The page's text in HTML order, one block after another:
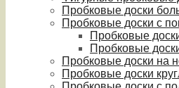
Пробковые доски
Пробковые доски с
Пробковые
Пробковые
Пробковые доски на
Пробковые доски